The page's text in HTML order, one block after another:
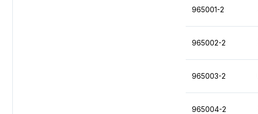
965001-2
965002-2
965003-2
965004-2